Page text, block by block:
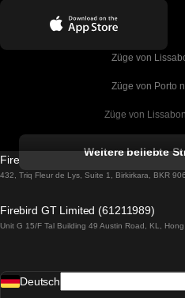
Züge von
Züge von Porto
Züge von
Züge von
Züge von
Weitere beliebte
Firebird GT Limited (OC 1451)
432, Triq Fleur de Lys, Suite 1, Birkirkara, BKR
Firebird GT Limited (61211989)
Unit G 15/F Tal Building 49 Austin Road, KL,
Deutsch